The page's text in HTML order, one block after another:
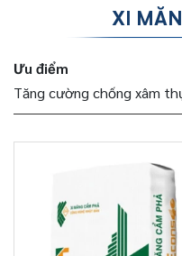
XI
Ưu điểm
Tăng cường chống xâm